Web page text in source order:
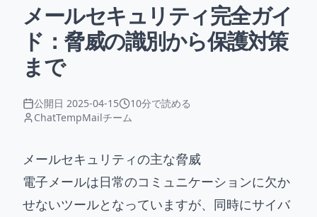
メールセキュリティ完全ガイ
ド：脅威の識別から保護対策
まで
公開日 2025-04-15
10分で読める
ChatTempMailチーム
メールセキュリティの主な脅威
電子メールは日常のコミュニケーションに欠か
せないツールとなっていますが、同時にサイバ